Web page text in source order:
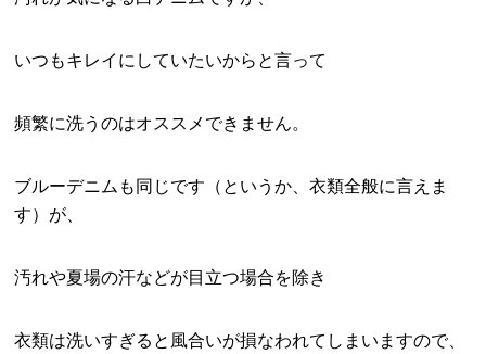
いつもキレイにしていたいからと言って
頻繁に洗うのはオススメできません。
ブルーデニムも同じです（というか、衣類全般に言えま
す）が、
汚れや夏場の汗などが目立つ場合を除き
衣類は洗いすぎると風合いが損なわれてしまいますので、